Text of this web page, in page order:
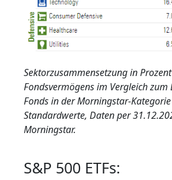
Sektorzusammensetzung in
Fondsvermögens im Vergleich
Fonds in der Morningstar-Kategorie
Standardwerte, Daten per
Morningstar.
S&P 500 ETFs: